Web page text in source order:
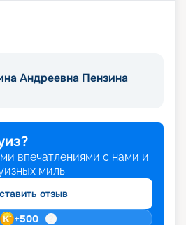
Андреевна Пензина
впечатлениями с нами и
миль
отзыв
+500